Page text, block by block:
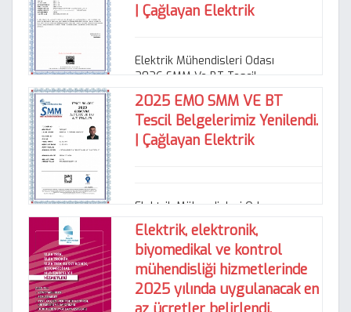
| Çağlayan Elektrik
Elektrik Mühendisleri Odası
2026 SMM Ve BT Tescil
Belgelerimiz yenilendi.
https://caglayanelektrik.net/kurums
2025 EMO SMM VE BT
Tescil Belgelerimiz Yenilendi.
| Çağlayan Elektrik
Elektrik Mühendisleri Odası
2025 SMM Ve BT Tescil
Belgelerimiz yenilendi.
https://caglayanelektrik.ne
Elektrik, elektronik,
biyomedikal ve kontrol
mühendisliği hizmetlerinde
2025 yılında uygulanacak en